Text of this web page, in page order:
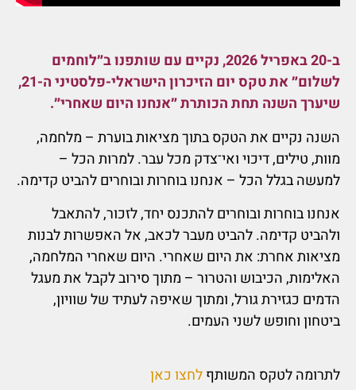
ב-20 באפריל 2026, נקיים עם שותפנו ב״לוחמים
לשלום״ את טקס יום הזיכרון הישראלי-פלסטיני ה-21,
שיערך השנה תחת הכותרת ״אנחנו היום שאחרי״.
השנה נקיים את הטקס בתוך מציאות בוערת – מלחמה,
מוות, טילים, דיכוי ואי־צדק מכל עבר. למרות הכל –
למעשה בגלל הכל – אנחנו בוחרות ובוחרים להביט קדימה.
אנחנו בוחרות ובוחרים להתכנס יחד, לזכור, להתאבל
ולהביט קדימה. להביט מעבר לכאב, אל האפשרות לבנות
מציאות אחרת: את היום שאחרי. היום שאחרי המלחמה,
האלימות, הכיבוש והטרור – מתוך סירוב לקבל את מעגל
הדמים כגזירת גורל, ומתוך שאיפה לעתיד שלשוויון,
ביטחון וחופש לשני העמים.
לתרומה לטקס המשותףלחצו כאן